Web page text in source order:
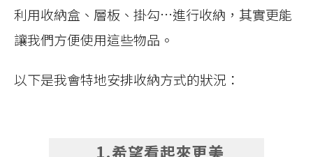
利用收納盒、層板、掛勾…進行收納，其實更能
讓我們方便使用這些物品。
以下是我會特地安排收納方式的狀況：
1.希望看起來更美